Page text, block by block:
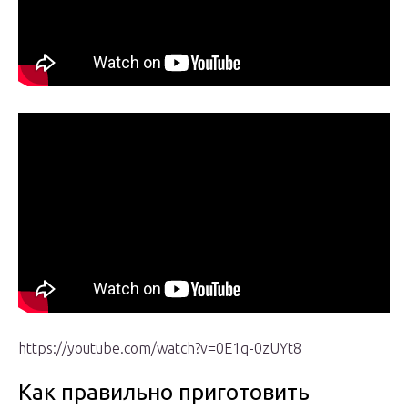
https://youtube.com/watch?v=0E1q-0zUYt8
Как правильно приготовить